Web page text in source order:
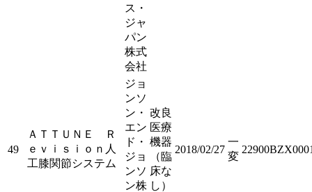
ス・
ジャ
パン
株式
会社
49
ＡＴＴＵＮＥ Ｒ
ｅｖｉｓｉｏｎ人
工膝関節システム
ジョ
ンソ
ン・
エン
ド・
ジョ
ンソ
ン株
改良
医療
機器
（臨
床な
し）
2018/02/27
一
変